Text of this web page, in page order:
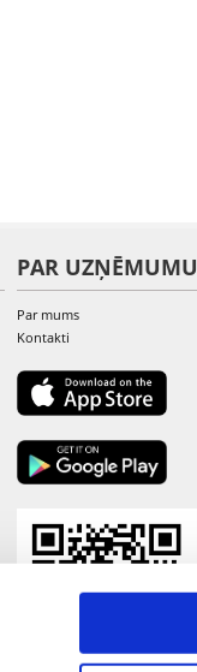
PAR UZŅĒMUMU
Par mums
Kontakti